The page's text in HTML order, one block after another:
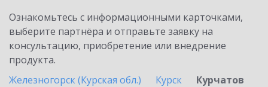
Ознакомьтесь с информационными карточками,
выберите партнёра и отправьте заявку на
консультацию, приобретение или внедрение
продукта.
Железногорск (Курская обл.)
Курск
Курчатов